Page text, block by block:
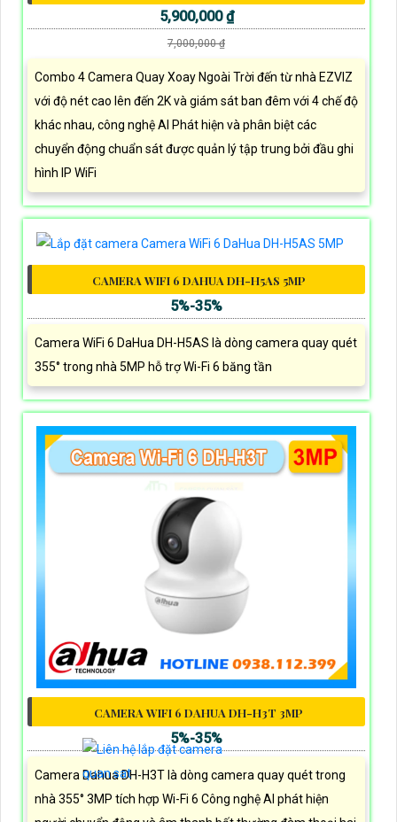
5,900,000 ₫
7,000,000 ₫
Combo 4 Camera Quay Xoay Ngoài Trời đến từ nhà EZVIZ
với độ nét cao lên đến 2K và giám sát ban đêm với 4 chế độ
khác nhau, công nghệ AI Phát hiện và phân biệt các
chuyển động chuẩn sát được quản lý tập trung bởi đầu ghi
hình IP WiFi
CAMERA WIFI 6 DAHUA DH-H5AS 5MP
5%-35%
Camera WiFi 6 DaHua DH-H5AS là dòng camera quay quét
355° trong nhà 5MP hỗ trợ Wi-Fi 6 băng tần
CAMERA WIFI 6 DAHUA DH-H3T 3MP
5%-35%
Camera Dahua DH-H3T là dòng camera quay quét trong
nhà 355° 3MP tích hợp Wi-Fi 6 Công nghệ AI phát hiện